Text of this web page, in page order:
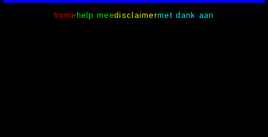
homehelp meedisclaimermet dank aan